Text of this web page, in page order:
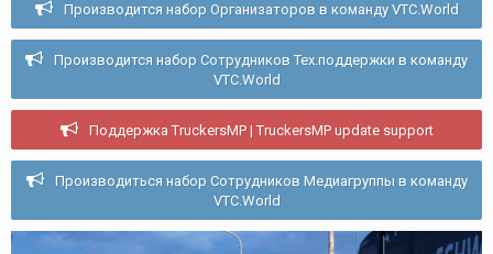
Производится набор Организаторов в команду VTC.World
Производится набор Сотрудников Тех.поддержки в команду
VTC.World
Поддержка TruckersMP | TruckersMP update support
Производиться набор Сотрудников Медиагруппы в команду
VTC.World